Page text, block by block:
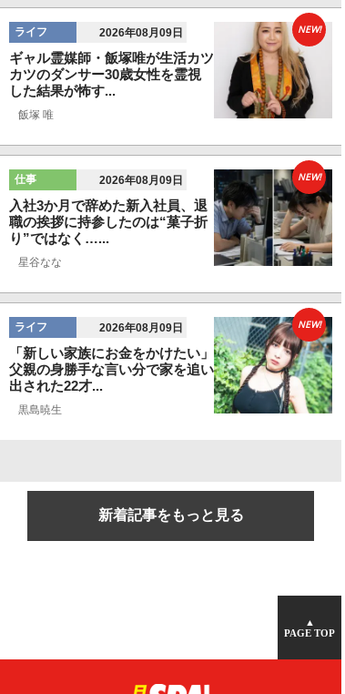
ライフ 2026年08月09日
ギャル霊媒師・飯塚唯が生活カツ
カツのダンサー30歳女性を霊視
した結果が怖す...
飯塚 唯
NEW!
仕事 2026年08月09日
入社3か月で辞めた新入社員、退
職の挨拶に持参したのは“菓子折
り”ではなく…...
星谷なな
NEW!
ライフ 2026年08月09日
「新しい家族にお金をかけたい」
父親の身勝手な言い分で家を追い
出された22才...
黒島暁生
NEW!
新着記事をもっと見る
▲
PAGE TOP